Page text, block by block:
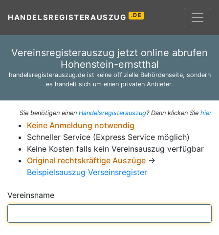
HANDELSREGISTERAUSZUG .DE
Vereinsregisterauszug jetzt online abrufen
Hohenstein-ernstthal
handelsregisterauszug.de ist keine offizielle Behördenseite, sondern
es handelt sich um einen privaten Anbieter.
Sie benötigen einen Handelsregisterauszug? Dann klicken Sie hier
Keine Anmeldung notwendig
Schneller Service (Express Service möglich)
Keine Kosten falls kein Vereinsauszug verfügbar
Original rechtskräftige Auszüge →
Beispielsauszug Verseinsregister
Vereinsname